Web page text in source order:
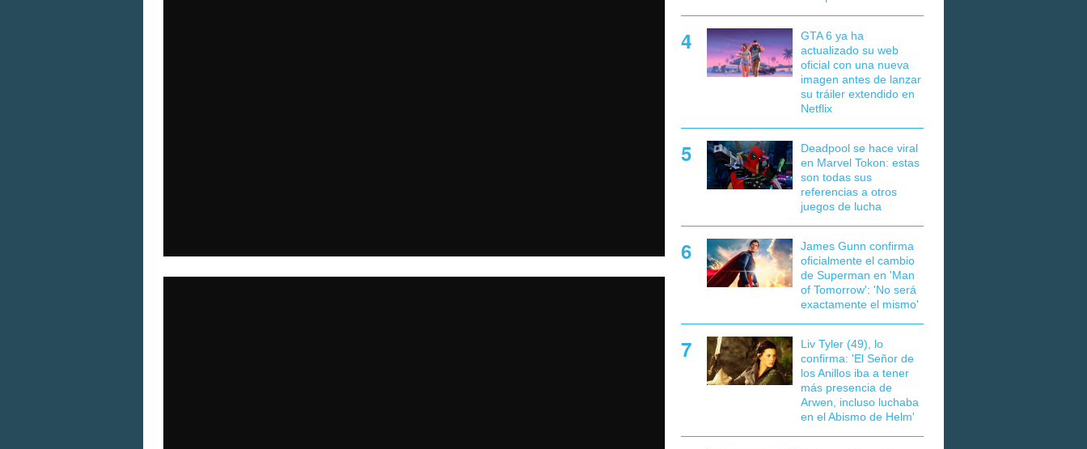
GTA 6 ya ha
actualizado su web
oficial con una nueva
imagen antes de lanzar
su tráiler extendido en
Netflix
Deadpool se hace viral
en Marvel Tokon: estas
son todas sus
referencias a otros
juegos de lucha
James Gunn confirma
oficialmente el cambio
de Superman en 'Man
of Tomorrow': 'No será
exactamente el mismo'
Liv Tyler (49), lo
confirma: 'El Señor de
los Anillos iba a tener
más presencia de
Arwen, incluso luchaba
en el Abismo de Helm'